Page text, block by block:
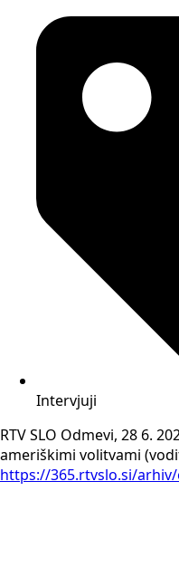
Intervjuji
RTV SLO Odmevi, 28 6.
ameriškimi volitvami
https://365.rtvslo.si/